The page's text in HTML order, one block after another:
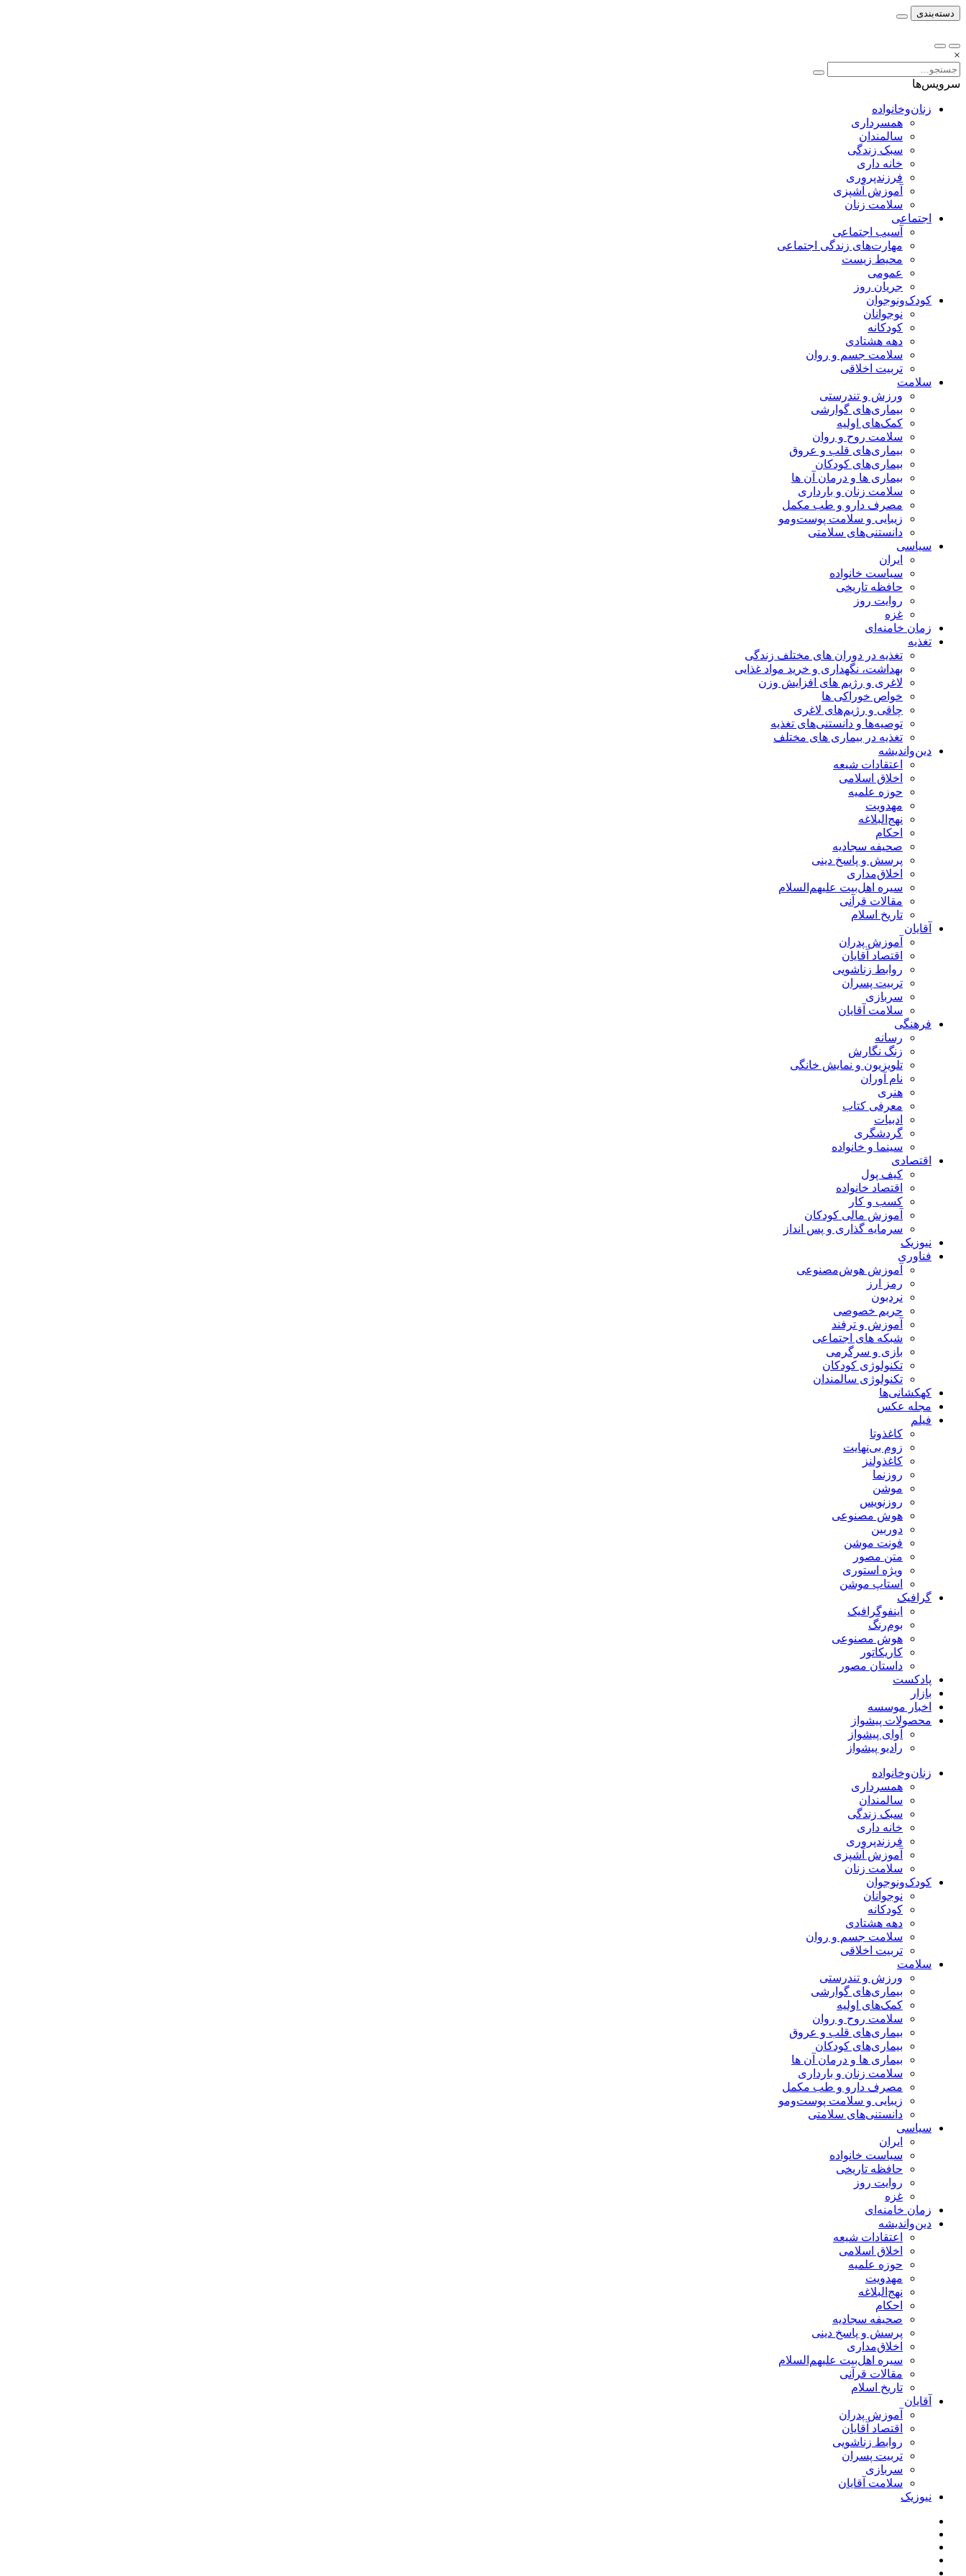
دسته‌بندی
×
سرویس‌ها
زنان‌وخانواده
همسرداری
سالمندان
سبک زندگی
خانه داری
فرزندپروری
آموزش آشپزی
سلامت زنان
اجتماعی
آسیب اجتماعی
مهارت‌های زندگی اجتماعی
محیط زیست
عمومی
جریان روز
کودک‌ونوجوان
نوجوانان
کودکانه
دهه هشتادی
سلامت جسم و روان
تربیت اخلاقی
سلامت
ورزش و تندرستی
بیماری‌های گوارشی
کمک‌های اولیه
سلامت روح و روان
بیماری‌های قلب و عروق
بیماری‌های کودکان
بیماری ها و درمان آن ها
سلامت زنان و بارداری
مصرف دارو و طب مکمل
زیبایی و سلامت پوست‌ومو
دانستنی‌های سلامتی
سیاسی
ایران
سیاست خانواده
حافظه تاریخی
روایت روز
غزه
زمان خامنه‌ای
تغذیه
تغذیه در دوران های مختلف زندگی
بهداشت، نگهداری و خرید مواد غذایی
لاغری و رژیم های افزایش وزن
خواص خوراكی ها
چاقی و رژیم‌های لاغری
توصیه‌ها و دانستنی‌های تغذیه
تغذیه در بیماری های مختلف
دین‌واندیشه
اعتقادات شیعه
اخلاق اسلامی
حوزه علمیه
مهدویت
نهج‌البلاغه
احکام
صحیفه سجادیه
پرسش و پاسخ دینی
اخلاق‌مداری
سیره اهل‌بیت علیهم‌السلام
مقالات قرآنی
تاریخ اسلام
آقایان
آموزش پدران
اقتصاد آقایان
روابط زناشویی
تربیت پسران
سربازی
سلامت آقایان
فرهنگی
رسانه
زنگ نگارش
تلویزیون و نمایش خانگی
نام آوران
هنری
معرفی کتاب
ادبیات
گردشگری
سینما و خانواده
اقتصادی
کیف پول
اقتصاد خانواده
کسب و کار
آموزش مالی کودکان
سرمایه گذاری و پس انداز
نیوزیک
فناوری
آموزش هوش‌مصنوعی
رمز ارز
نردبون
حریم خصوصی
آموزش و ترفند
شبکه های اجتماعی
بازی و سرگرمی
تکنولوژی کودکان
تکنولوژی سالمندان
کهکشانی‌ها
مجله عکس
فیلم
کاغذوتا
زوم بی‌نهایت
کاغذولنز
روزنما
موشن
روزنویس
هوش مصنوعی
دوربین
فونت موشن
متن مصور
ویژه استوری
استاپ موشن
گرافیک
اینفوگرافیک
بوم‌رنگ
هوش مصنوعی
کاریکاتور
داستان مصور
پادکست
بازار
اخبار موسسه
محصولات پیشواز
آوای پیشواز
رادیو پیشواز
زنان‌وخانواده
همسرداری
سالمندان
سبک زندگی
خانه داری
فرزندپروری
آموزش آشپزی
سلامت زنان
کودک‌ونوجوان
نوجوانان
کودکانه
دهه هشتادی
سلامت جسم و روان
تربیت اخلاقی
سلامت
ورزش و تندرستی
بیماری‌های گوارشی
کمک‌های اولیه
سلامت روح و روان
بیماری‌های قلب و عروق
بیماری‌های کودکان
بیماری ها و درمان آن ها
سلامت زنان و بارداری
مصرف دارو و طب مکمل
زیبایی و سلامت پوست‌ومو
دانستنی‌های سلامتی
سیاسی
ایران
سیاست خانواده
حافظه تاریخی
روایت روز
غزه
زمان خامنه‌ای
دین‌واندیشه
اعتقادات شیعه
اخلاق اسلامی
حوزه علمیه
مهدویت
نهج‌البلاغه
احکام
صحیفه سجادیه
پرسش و پاسخ دینی
اخلاق‌مداری
سیره اهل‌بیت علیهم‌السلام
مقالات قرآنی
تاریخ اسلام
آقایان
آموزش پدران
اقتصاد آقایان
روابط زناشویی
تربیت پسران
سربازی
سلامت آقایان
نیوزیک